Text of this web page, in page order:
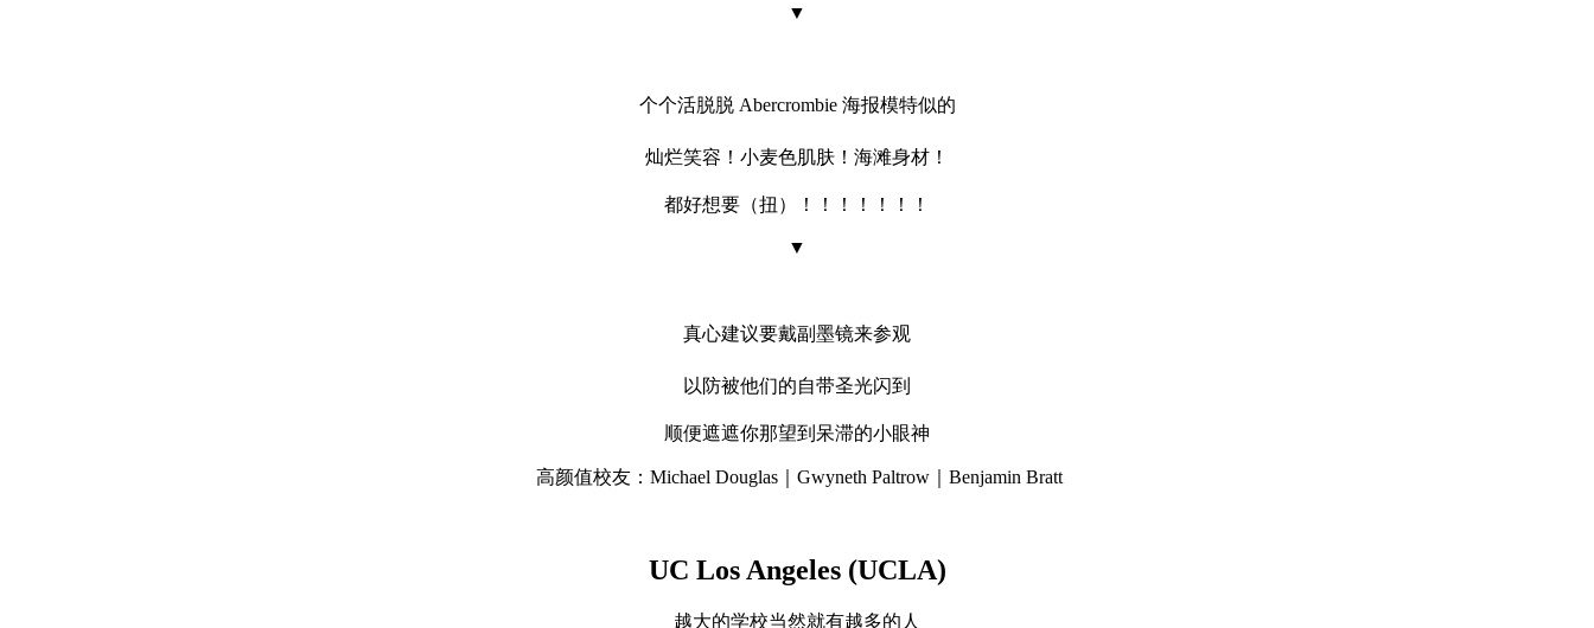
▼
个个活脱脱 Abercrombie 海报模特似的
灿烂笑容！ 小麦色肌肤！ 海滩身材！
都好想要（扭）！！！！！！！
▼
真心建议要戴副墨镜来参观
以防被他们的自带圣光闪到
顺便遮遮你那望到呆滞的小眼神
高颜值校友：Michael Douglas｜Gwyneth Paltrow｜Benjamin Bratt
UC Los Angeles (UCLA)
越大的学校当然就有越多的人